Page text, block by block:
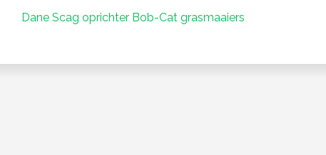
Dane Scag oprichter Bob-Cat grasmaaiers